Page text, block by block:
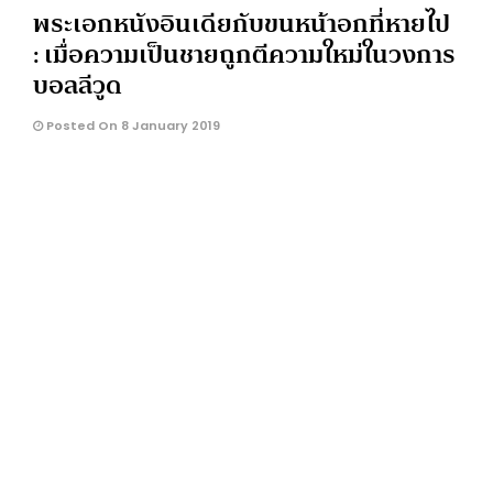
พระเอกหนังอินเดียกับขนหน้าอกที่หายไป
: เมื่อความเป็นชายถูกตีความใหม่ในวงการ
บอลลีวูด
Posted On 8 January 2019